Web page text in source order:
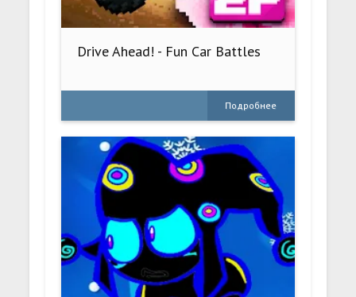
Drive Ahead! - Fun Car Battles
Подробнее